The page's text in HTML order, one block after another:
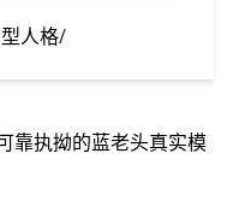
型人格/
靠执拗的蓝老头真实模